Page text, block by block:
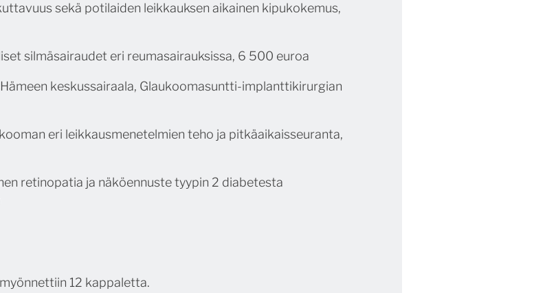
sekä potilaiden leikkauksen aikainen kipukokemus,
silmäsairaudet eri reumasairauksissa, 6 500 euroa
keskussairaala, Glaukoomasuntti-implanttikirurgian
eri leikkausmenetelmien teho ja pitkäaikaisseuranta,
retinopatia ja näköennuste tyypin 2 diabetesta
12 kappaletta.